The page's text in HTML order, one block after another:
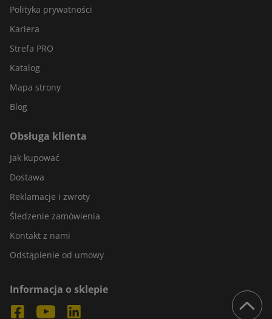
Polityka prywatności
Kariera
Strefa PRO
Katalog
Mapa strony
Blog
Obsługa klienta
Jak kupować
Dostawa
Reklamacje i zwroty
Śledzenie zamówienia
Kontakt z nami
Odstąpienie od umowy
Informacja o sklepie